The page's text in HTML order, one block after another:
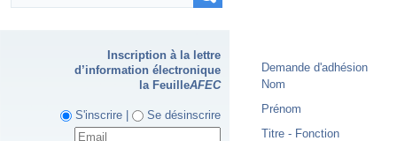
Inscription à la lettre
d’information électronique
la FeuilleAFEC
S'inscrire | Se désinscrire
Demande d'adhésion
Nom
Prénom
Titre - Fonction